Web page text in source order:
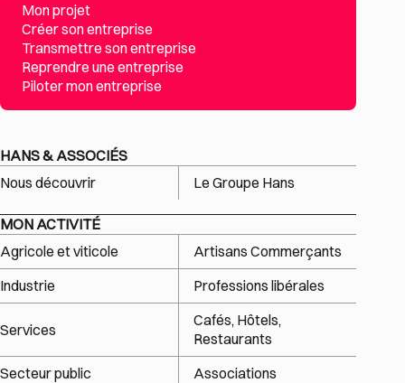
Mon projet
Créer son entreprise
Transmettre son entreprise
Reprendre une entreprise
Piloter mon entreprise
HANS & ASSOCIÉS
Nous découvrir
Le Groupe Hans
MON ACTIVITÉ
Agricole et viticole
Artisans Commerçants
Industrie
Professions libérales
Services
Cafés, Hôtels,
Restaurants
Secteur public
Associations